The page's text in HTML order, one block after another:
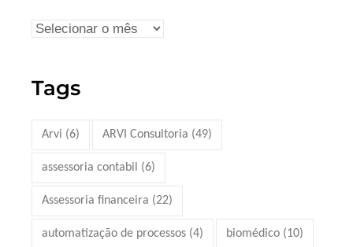
Tags
Arvi (6) ARVI Consultoria (49)
assessoria contabil (6)
Assessoria financeira (22)
automatização de processos (4) biomédico (10)